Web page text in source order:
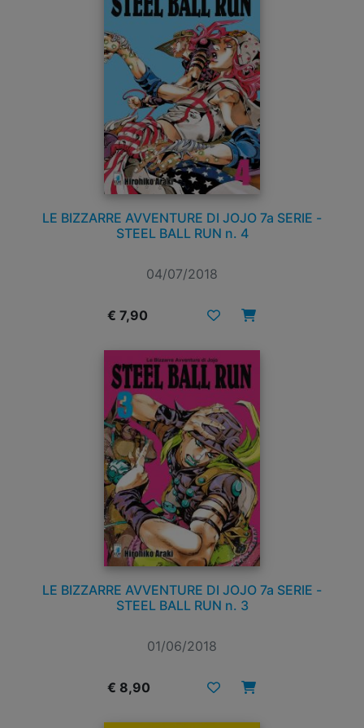
LE BIZZARRE AVVENTURE DI JOJO 7a SERIE -
STEEL BALL RUN n. 4
04/07/2018
€ 7,90
LE BIZZARRE AVVENTURE DI JOJO 7a SERIE -
STEEL BALL RUN n. 3
01/06/2018
€ 8,90